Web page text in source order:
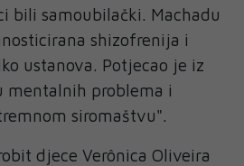
bili samoubilački. Machadu
shizofrenija i
ustanova. Potjecao je iz
mentalnih problema i
siromaštvu".
djece Verônica Oliveira